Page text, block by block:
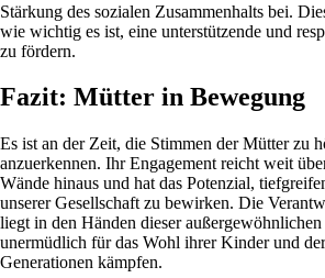
Stärkung des sozialen Zusammenhalts bei.
wie wichtig es ist, eine unterstützende und
zu fördern.
Fazit: Mütter in Bewegung
Es ist an der Zeit, die Stimmen der Mütter zu
anzuerkennen. Ihr Engagement reicht weit
Wände hinaus und hat das Potenzial,
unserer Gesellschaft zu bewirken. Die
liegt in den Händen dieser
unermüdlich für das Wohl ihrer Kinder und
Generationen kämpfen.